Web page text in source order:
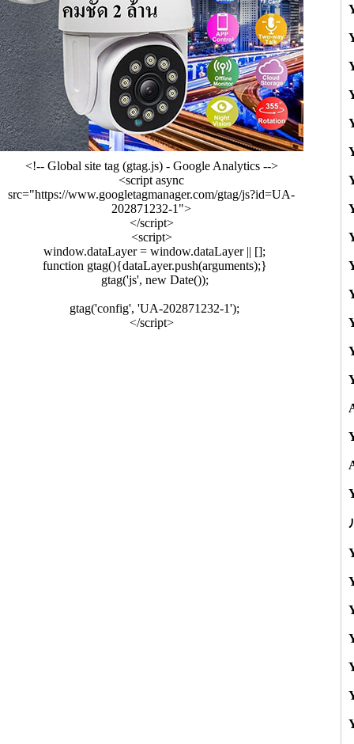
<!-- Global site tag (gtag.js) - Google Analytics -->
<script async
src="https://www.googletagmanager.com/gtag/js?id=UA-
202871232-1">
</script>
<script>
window.dataLayer = window.dataLayer || [];
function gtag(){dataLayer.push(arguments);}
gtag('js', new Date());
gtag('config', 'UA-202871232-1');
</script>